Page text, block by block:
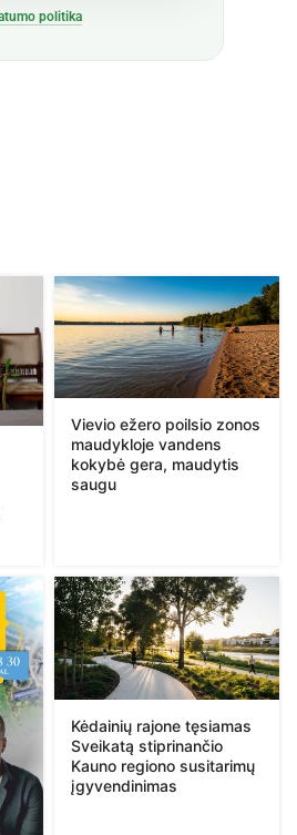
politika
Vievio ežero poilsio zonos
maudykloje vandens
kokybė gera, maudytis
saugu
Kėdainių rajone tęsiamas
Sveikatą stiprinančio
Kauno regiono susitarimų
įgyvendinimas